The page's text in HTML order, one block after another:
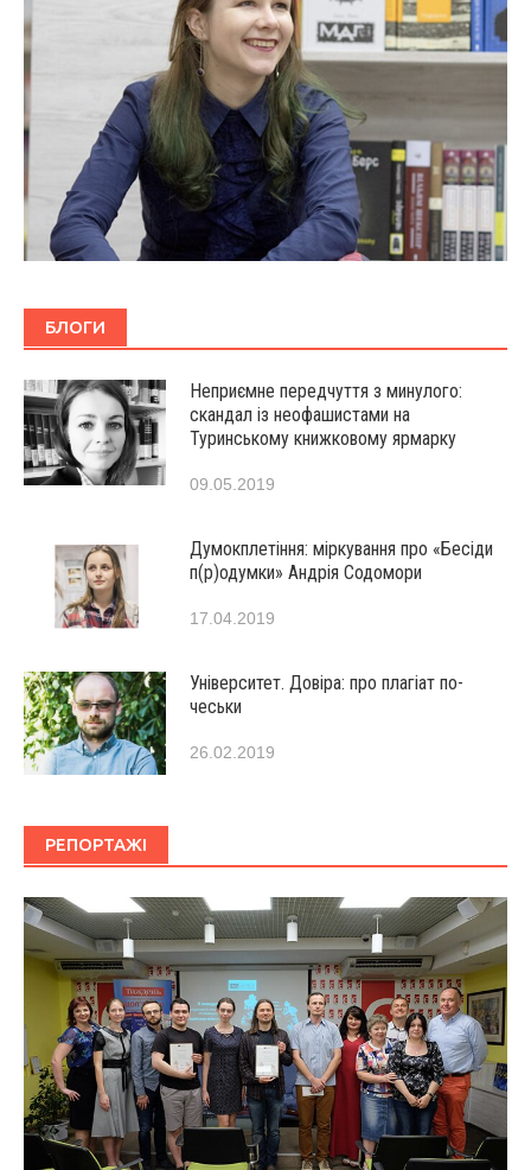
БЛОГИ
Неприємне передчуття з минулого:
скандал із неофашистами на
Туринському книжковому ярмарку
09.05.2019
Думокплетіння: міркування про «Бесіди
п(р)одумки» Андрія Содомори
17.04.2019
Університет. Довіра: про плагіат по-
чеськи
26.02.2019
РЕПОРТАЖІ